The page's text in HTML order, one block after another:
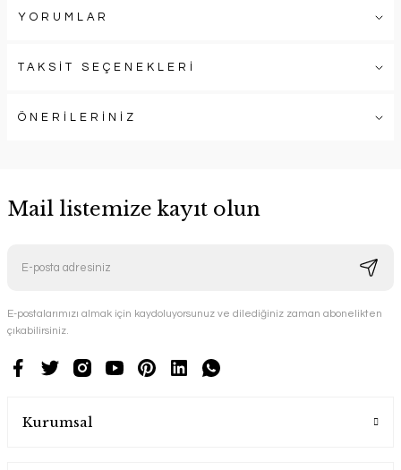
YORUMLAR
TAKSİT SEÇENEKLERİ
ÖNERİLERİNİZ
Mail listemize kayıt olun
E-postalarımızı almak için kaydoluyorsunuz ve dilediğiniz zaman abonelikten
çıkabilirsiniz.
Kurumsal